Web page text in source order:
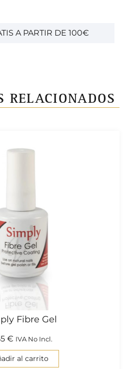
A PARTIR DE 100€
RELACIONADOS
Fibre Gel
€ IVA No Incl.
al carrito